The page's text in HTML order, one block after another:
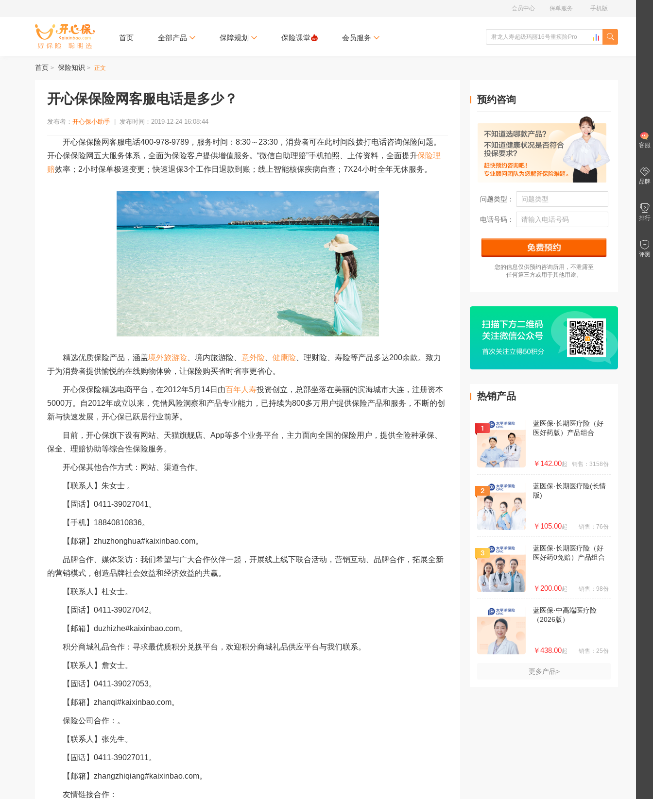
手机版
保单服务
会员中心
首页 全部产品 保障规划 保险课堂 会员服务
首页 > 保险知识 > 正文
开心保保险网客服电话是多少？
发布者： 开心保小助手 发布时间：2019-12-24 16:08:44
开心保保险网客服电话400-978-9789，服务时间：8:30～23:30，消费者可在此时间段拨打电话咨询保险问题。
开心保保险网五大服务体系，全面为保险客户提供增值服务。“微信自助理赔”手机拍照、上传资料，全面提升保险理
赔效率；2小时保单极速变更；快速退保3个工作日退款到账；线上智能核保疾病自查；7X24小时全年无休服务。
精选优质保险产品，涵盖境外旅游险 、境内旅游险、 意外险 健康险 、理财险、寿险等产品多达200余款。致力
于为消费者提供愉悦的在线购物体验，让保险购买省时省事更省心。
开心保保险精选电商平台，在2012年5月14日由百年人寿投资创立，总部坐落在美丽的滨海城市大连，注册资本
5000万。自2012年成立以来，凭借风险洞察和产品专业能力，已持续为800多万用户提供保险产品和服务，不断的创
新与快速发展，开心保已跃居行业前茅。
目前，开心保旗下设有网站、天猫旗舰店、App等多个业务平台，主力面向全国的保险用户，提供全险种承保、
保全、理赔协助等综合性保险服务。
开心保其他合作方式：网站、渠道合作。
【联系人】朱女士 。
【固话】0411-39027041。
【手机】18840810836。
【邮箱】zhuzhonghua#kaixinbao.com。
品牌合作、媒体采访：我们希望与广大合作伙伴一起，开展线上线下联合活动，营销互动、品牌合作，拓展全新
的营销模式，创造品牌社会效益和经济效益的共赢。
【联系人】杜女士。
【固话】0411-39027042。
【邮箱】duzhizhe#kaixinbao.com。
积分商城礼品合作：寻求最优质积分兑换平台，欢迎积分商城礼品供应平台与我们联系。
【联系人】詹女士。
【固话】0411-39027053。
【邮箱】zhanqi#kaixinbao.com。
保险公司合作：。
【联系人】张先生。
【固话】0411-39027011。
【邮箱】zhangzhiqiang#kaixinbao.com。
友情链接合作：
预约咨询
问题类型：
电话号码：
您的信息仅供预约咨询所用，不泄露至
任何第三方或用于其他用途。
热销产品
蓝医保·长期医疗险（好
医好药版）产品组合
￥142.00起 销售：3158份
蓝医保·长期医疗险(长情
版)
￥105.00起 销售：76份
蓝医保·长期医疗险（好
医好药0免赔）产品组合
￥200.00起 销售：98份
蓝医保·中高端医疗险
（2026版）
￥438.00起 销售：25份
更多产品>
客服
品牌
排行
评测